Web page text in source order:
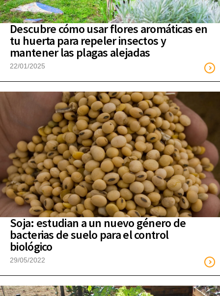
Descubre cómo usar flores aromáticas en
tu huerta para repeler insectos y
mantener las plagas alejadas
22/01/2025
Soja: estudian a un nuevo género de
bacterias de suelo para el control
biológico
29/05/2022